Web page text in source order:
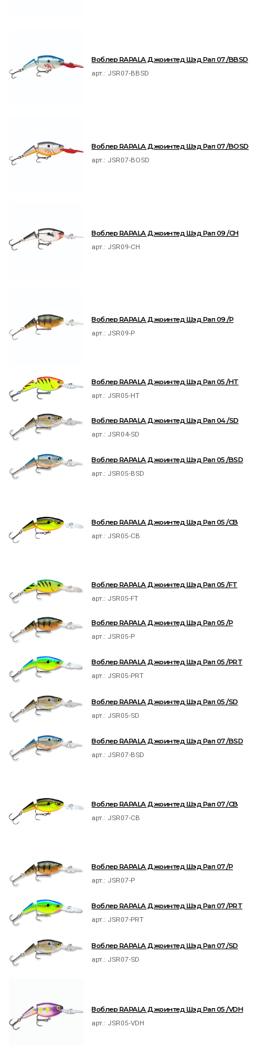
Воблер RAPALA Джоинтед Шэд Рап 07 /BBSD
арт.: JSR07-BBSD
Воблер RAPALA Джоинтед Шэд Рап 07 /BOSD
арт.: JSR07-BOSD
Воблер RAPALA Джоинтед Шэд Рап 09 /CH
арт.: JSR09-CH
Воблер RAPALA Джоинтед Шэд Рап 09 /P
арт.: JSR09-P
Воблер RAPALA Джоинтед Шэд Рап 05 /HT
арт.: JSR05-HT
Воблер RAPALA Джоинтед Шэд Рап 04 /SD
арт.: JSR04-SD
Воблер RAPALA Джоинтед Шэд Рап 05 /BSD
арт.: JSR05-BSD
Воблер RAPALA Джоинтед Шэд Рап 05 /CB
арт.: JSR05-CB
Воблер RAPALA Джоинтед Шэд Рап 05 /FT
арт.: JSR05-FT
Воблер RAPALA Джоинтед Шэд Рап 05 /P
арт.: JSR05-P
Воблер RAPALA Джоинтед Шэд Рап 05 /PRT
арт.: JSR05-PRT
Воблер RAPALA Джоинтед Шэд Рап 05 /SD
арт.: JSR05-SD
Воблер RAPALA Джоинтед Шэд Рап 07 /BSD
арт.: JSR07-BSD
Воблер RAPALA Джоинтед Шэд Рап 07 /CB
арт.: JSR07-CB
Воблер RAPALA Джоинтед Шэд Рап 07 /P
арт.: JSR07-P
Воблер RAPALA Джоинтед Шэд Рап 07 /PRT
арт.: JSR07-PRT
Воблер RAPALA Джоинтед Шэд Рап 07 /SD
арт.: JSR07-SD
Воблер RAPALA Джоинтед Шэд Рап 05 /VDH
арт.: JSR05-VDH